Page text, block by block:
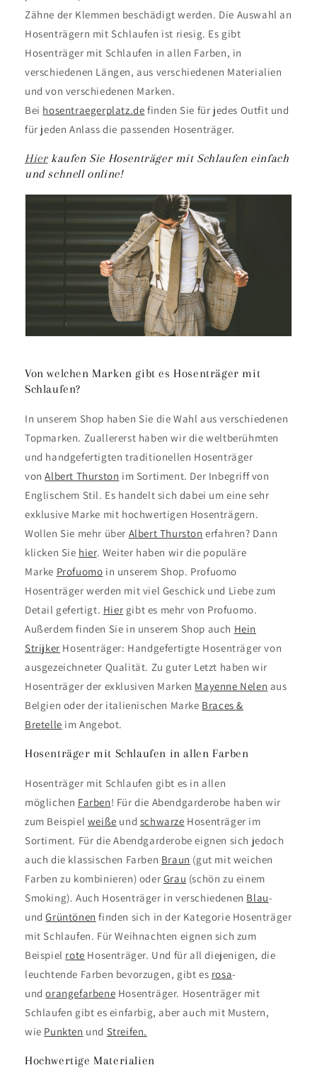
Zähne der Klemmen beschädigt werden. Die Auswahl an
Hosenträgern mit Schlaufen ist riesig. Es gibt
Hosenträger mit Schlaufen in allen Farben, in
verschiedenen Längen, aus verschiedenen Materialien
und von verschiedenen Marken.
Bei hosentraegerplatz.de finden Sie für jedes Outfit und
für jeden Anlass die passenden Hosenträger.
Hier kaufen Sie Hosenträger mit Schlaufen einfach
und schnell online!
Von welchen Marken gibt es Hosenträger mit
Schlaufen?
In unserem Shop haben Sie die Wahl aus verschiedenen
Topmarken. Zuallererst haben wir die weltberühmten
und handgefertigten traditionellen Hosenträger
vonAlbert Thurston im Sortiment. Der Inbegriff von
Englischem Stil. Es handelt sich dabei um eine sehr
exklusive Marke mit hochwertigen Hosenträgern.
Wollen Sie mehr über Albert Thurston erfahren? Dann
klicken Sie hier. Weiter haben wir die populäre
Marke Profuomo in unserem Shop. Profuomo
Hosenträger werden mit viel Geschick und Liebe zum
Detail gefertigt. Hier gibt es mehr von Profuomo.
Außerdem finden Sie in unserem Shop auch Hein
Strijker Hosenträger: Handgefertigte Hosenträger von
ausgezeichneter Qualität. Zu guter Letzt haben wir
Hosenträger der exklusiven Marken Mayenne Nelen aus
Belgien oder der italienischen Marke Braces &
Bretelle im Angebot.
Hosenträger mit Schlaufen in allen Farben
Hosenträger mit Schlaufen gibt es in allen
möglichen Farben! Für die Abendgarderobe haben wir
zum Beispiel weiße und schwarze Hosenträger im
Sortiment. Für die Abendgarderobe eignen sich jedoch
auch die klassischen Farben Braun (gut mit weichen
Farben zu kombinieren) oder Grau (schön zu einem
Smoking). Auch Hosenträger in verschiedenen Blau-
undGrüntönen finden sich in der Kategorie Hosenträger
mit Schlaufen. Für Weihnachten eignen sich zum
Beispiel rote Hosenträger. Und für all diejenigen, die
leuchtende Farben bevorzugen, gibt es rosa-
undorangefarbene Hosenträger. Hosenträger mit
Schlaufen gibt es einfarbig, aber auch mit Mustern,
wie Punkten und Streifen.
Hochwertige Materialien